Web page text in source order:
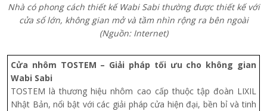
Nhà có phong cách thiết kế Wabi Sabi thường được thiết kế với
cửa sổ lớn, không gian mở và tầm nhìn rộng ra bên ngoài
(Nguồn: Internet)
Cửa nhôm TOSTEM – Giải pháp tối ưu cho không gian
Wabi Sabi
TOSTEM là thương hiệu nhôm cao cấp thuộc tập đoàn LIXIL
Nhật Bản, nổi bật với các giải pháp cửa hiện đại, bền bỉ và tinh